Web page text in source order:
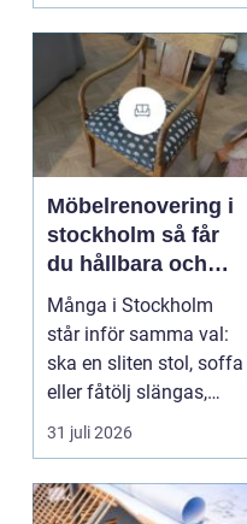
Möbelrenovering i
stockholm så får
du hållbara och
vackra möbler
Många i Stockholm
står inför samma val:
ska en sliten stol, soffa
eller fåtölj slängas,
säljas billi...
31 juli 2026